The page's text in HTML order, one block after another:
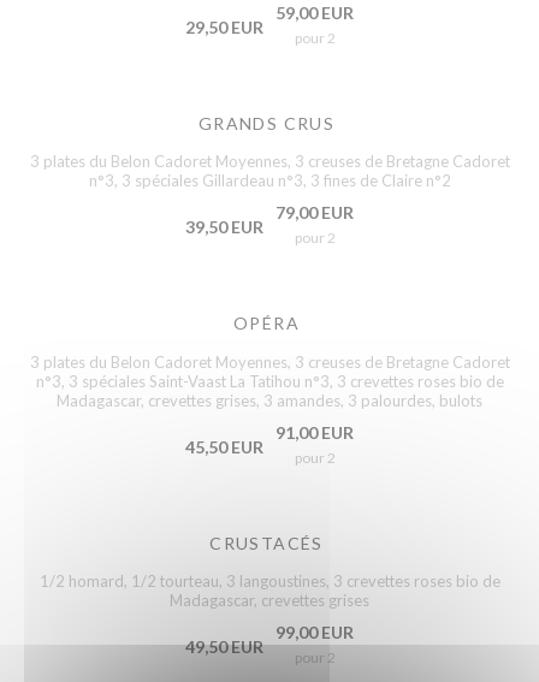
29,50 EUR
59,00 EUR
pour 2
GRANDS CRUS
3 plates du Belon Cadoret Moyennes, 3 creuses de Bretagne Cadoret
n°3, 3 spéciales Gillardeau n°3, 3 fines de Claire n°2
39,50 EUR
79,00 EUR
pour 2
OPÉRA
3 plates du Belon Cadoret Moyennes, 3 creuses de Bretagne Cadoret
n°3, 3 spéciales Saint-Vaast La Tatihou n°3, 3 crevettes roses bio de
Madagascar, crevettes grises, 3 amandes, 3 palourdes, bulots
45,50 EUR
91,00 EUR
pour 2
CRUSTACÉS
1/2 homard, 1/2 tourteau, 3 langoustines, 3 crevettes roses bio de
Madagascar, crevettes grises
49,50 EUR
99,00 EUR
pour 2